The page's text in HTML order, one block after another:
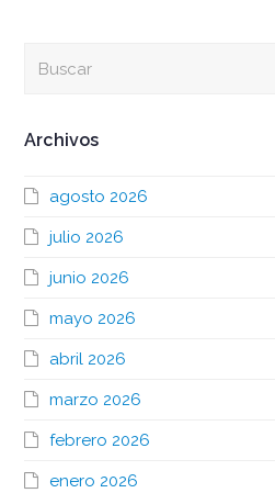
Archivos
agosto 2026
julio 2026
junio 2026
mayo 2026
abril 2026
marzo 2026
febrero 2026
enero 2026